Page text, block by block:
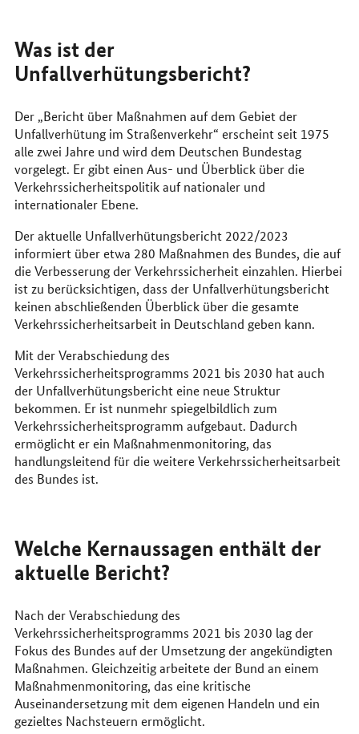
Was ist der
Unfallverhütungsbericht?
Der „Bericht über Maßnahmen auf dem Gebiet der
Unfallverhütung im Straßenverkehr“ erscheint seit 1975
alle zwei Jahre und wird dem Deutschen Bundestag
vorgelegt. Er gibt einen Aus- und Überblick über die
Verkehrssicherheitspolitik auf nationaler und
internationaler Ebene.
Der aktuelle Unfallverhütungsbericht 2022/2023
informiert über etwa 280 Maßnahmen des Bundes, die auf
die Verbesserung der Verkehrssicherheit einzahlen. Hierbei
ist zu berücksichtigen, dass der Unfallverhütungsbericht
keinen abschließenden Überblick über die gesamte
Verkehrssicherheitsarbeit in Deutschland geben kann.
Mit der Verabschiedung des
Verkehrssicherheitsprogramms 2021 bis 2030 hat auch
der Unfallverhütungsbericht eine neue Struktur
bekommen. Er ist nunmehr spiegelbildlich zum
Verkehrssicherheitsprogramm aufgebaut. Dadurch
ermöglicht er ein Maßnahmenmonitoring, das
handlungsleitend für die weitere Verkehrssicherheitsarbeit
des Bundes ist.
Welche Kernaussagen enthält der
aktuelle Bericht?
Nach der Verabschiedung des
Verkehrssicherheitsprogramms 2021 bis 2030 lag der
Fokus des Bundes auf der Umsetzung der angekündigten
Maßnahmen. Gleichzeitig arbeitete der Bund an einem
Maßnahmenmonitoring, das eine kritische
Auseinandersetzung mit dem eigenen Handeln und ein
gezieltes Nachsteuern ermöglicht.